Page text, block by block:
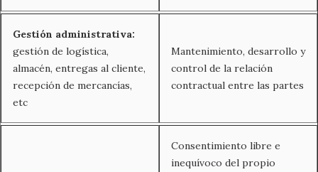
Gestión administrativa:
gestión de logística,
almacén, entregas al cliente,
recepción de mercancías,
etc
Mantenimiento, desarrollo y
control de la relación
contractual entre las partes
Consentimiento libre e
inequívoco del propio